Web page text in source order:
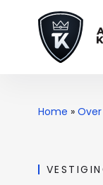
Home »